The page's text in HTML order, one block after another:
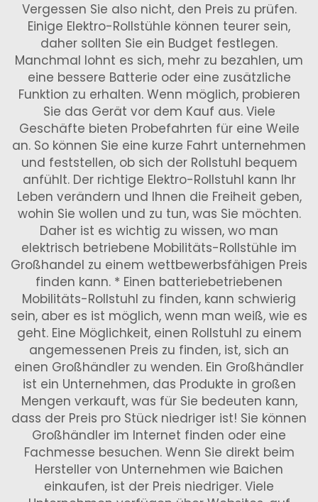
Vergessen Sie also nicht, den Preis zu prüfen.
Einige Elektro-Rollstühle können teurer sein,
daher sollten Sie ein Budget festlegen.
Manchmal lohnt es sich, mehr zu bezahlen, um
eine bessere Batterie oder eine zusätzliche
Funktion zu erhalten. Wenn möglich, probieren
Sie das Gerät vor dem Kauf aus. Viele
Geschäfte bieten Probefahrten für eine Weile
an. So können Sie eine kurze Fahrt unternehmen
und feststellen, ob sich der Rollstuhl bequem
anfühlt. Der richtige Elektro-Rollstuhl kann Ihr
Leben verändern und Ihnen die Freiheit geben,
wohin Sie wollen und zu tun, was Sie möchten.
Daher ist es wichtig zu wissen, wo man
elektrisch betriebene Mobilitäts-Rollstühle im
Großhandel zu einem wettbewerbsfähigen Preis
finden kann. * Einen batteriebetriebenen
Mobilitäts-Rollstuhl zu finden, kann schwierig
sein, aber es ist möglich, wenn man weiß, wie es
geht. Eine Möglichkeit, einen Rollstuhl zu einem
angemessenen Preis zu finden, ist, sich an
einen Großhändler zu wenden. Ein Großhändler
ist ein Unternehmen, das Produkte in großen
Mengen verkauft, was für Sie bedeuten kann,
dass der Preis pro Stück niedriger ist! Sie können
Großhändler im Internet finden oder eine
Fachmesse besuchen. Wenn Sie direkt beim
Hersteller von Unternehmen wie Baichen
einkaufen, ist der Preis niedriger. Viele